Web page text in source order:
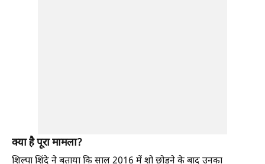
क्या है पूरा मामला?
शिल्पा शिंदे ने बताया कि साल 2016 में शो छोड़ने के बाद उनका